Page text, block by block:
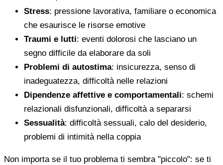
Stress: pressione lavorativa, familiare o economica
che esaurisce le risorse emotive
Traumi e lutti: eventi dolorosi che lasciano un
segno difficile da elaborare da soli
Problemi di autostima: insicurezza, senso di
inadeguatezza, difficoltà nelle relazioni
Dipendenze affettive e comportamentali: schemi
relazionali disfunzionali, difficoltà a separarsi
Sessualità: difficoltà sessuali, calo del desiderio,
problemi di intimità nella coppia
Non importa se il tuo problema ti sembra "piccolo": se ti